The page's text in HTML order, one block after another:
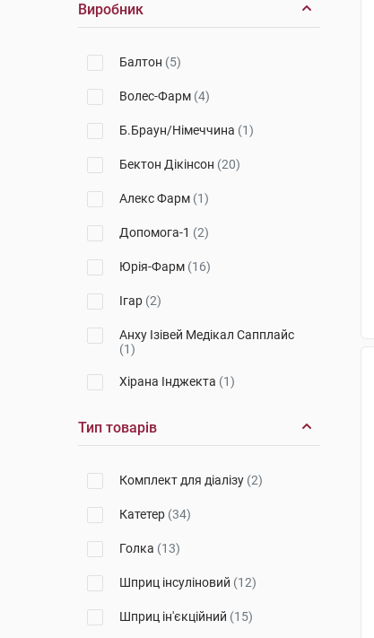
Виробник
Балтон (5)
Волес-Фарм (4)
Б.Браун/Німеччина (1)
Бектон Дікінсон (20)
Алекс Фарм (1)
Допомога-1 (2)
Юрія-Фарм (16)
Ігар (2)
Анху Ізівей Медікал Сапплайс
(1)
Хірана Інджекта (1)
Калина медична виробнича
Тип товарів
Комплект для діалізу (2)
Катетер (34)
Голка (13)
Шприц інсуліновий (12)
Шприц ін'єкційний (15)